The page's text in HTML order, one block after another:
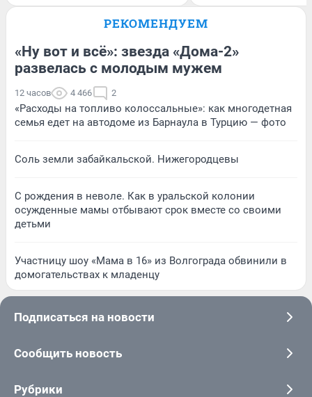
РЕКОМЕНДУЕМ
«Ну вот и всё»: звезда «Дома-2»
развелась с молодым мужем
12 часов 4 466 2
«Расходы на топливо колоссальные»: как многодетная
семья едет на автодоме из Барнаула в Турцию — фото
Соль земли забайкальской. Нижегородцевы
С рождения в неволе. Как в уральской колонии
осужденные мамы отбывают срок вместе со своими
детьми
Участницу шоу «Мама в 16» из Волгограда обвинили в
домогательствах к младенцу
Подписаться на новости
Сообщить новость
Рубрики